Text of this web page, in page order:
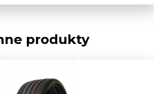
produkty